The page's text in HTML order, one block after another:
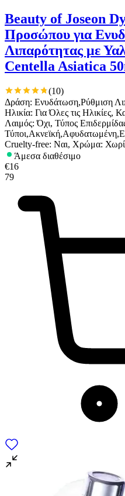
Beauty of Joseon
Προσώπου για
Λιπαρότητας με
Centella Asiatica
(10)
Δράση: Ενυδάτωση,Ρύθμιση
Ηλικία: Για Όλες τις Ηλικίες,
Λαιμός: Όχι, Τύπος
Cruelty-free: Ναι, Χρώμα:
Άμεσα διαθέσιμο
€16
79